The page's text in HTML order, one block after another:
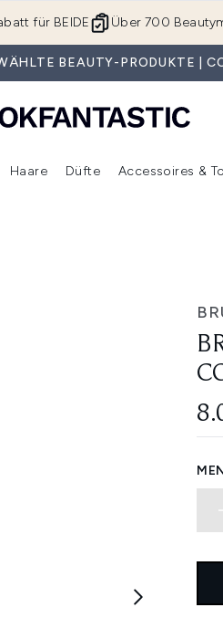
Zum Hauptinhalt springen
Über 700
für BEIDE
BEAUTY-PRODUKTE |
(Beauty Box) Untermenü Anmelden (Make-Up) Untermenü Anmelden (Hautpflege)
Haare
Untermenü
Düfte Accessoires &